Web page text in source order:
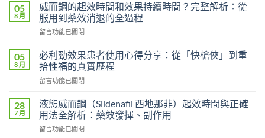
05
8 月
威而鋼的起效時間和效果持續時間？完整解析：從
服用到藥效消退的全過程
在
而
鋼
的
起
時
間
和
效
留言功能已關閉
05
8 月
必利勁效果患者使用心得分享：從「快槍俠」到重
拾性福的真實歷程
在
利
勁
效
果
留言功能已關閉
28
7 月
液態威而鋼（Sildenafil 西地那非）起效時間與正確
用法全解析：藥效發揮、副作用
在
留言功能已關閉